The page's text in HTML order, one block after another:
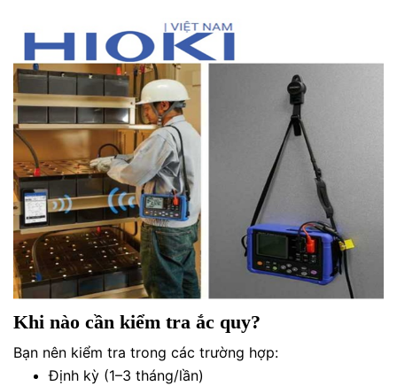
Khi nào cần kiểm tra ắc quy?
Bạn nên kiểm tra trong các trường hợp:
Định kỳ (1–3 tháng/lần)